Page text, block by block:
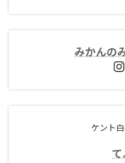
みかんの
ケント
て